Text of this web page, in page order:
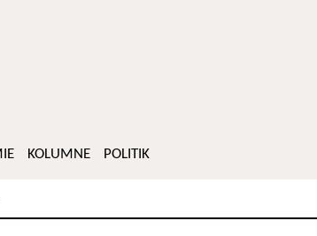
KOLUMNE POLITIK